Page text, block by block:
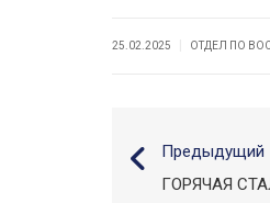
25.02.2025 ОТДЕЛ ПО
Предыдущий
ГОРЯЧАЯ